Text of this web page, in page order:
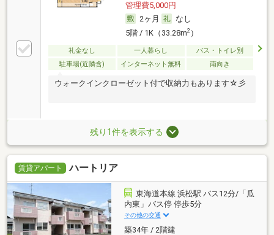
管理費5,000円
2ヶ月
なし
5階 / 1K（33.28m2）
礼金なし 一人暮らし
バス・トイレ別
駐車場(近隣含)
インターネット無料 南向き
ウォークインクローゼット付で収納力もあります☆彡
残り1件を表示する
賃貸アパート ハートリア
東海道本線 浜松駅 バス12分/「瓜
内東」バス停 停歩5分
その他の交通
築34年 / 2階建